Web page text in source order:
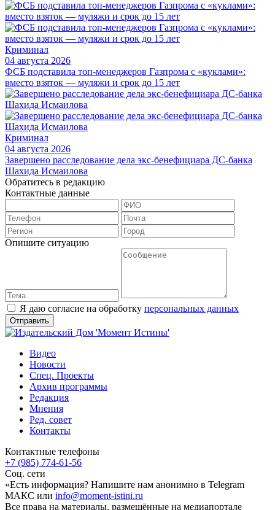
Криминал
04 августа 2026
ФСБ подставила топ-менеджеров Газпрома с «куклами»:
вместо взяток — муляжи и срок до 15 лет
Криминал
04 августа 2026
Завершено расследование дела экс-бенефициара ДС-банка
Шахида Исмаилова
Обратитесь в редакцию
Контактные данные
Опишите ситуацию
Я даю согласие на обработку персональных данных
Видео
Новости
Спец. Проекты
Архив программы
Редакция
Мнения
Ред. совет
Контакты
Контактные телефоны
+7 (985) 774-61-56
Соц. сети
«Есть информация? Напишите нам анонимно в Telegram
МАКС или info@moment-istini.ru
Все права на материалы, размещённые на медиапортале